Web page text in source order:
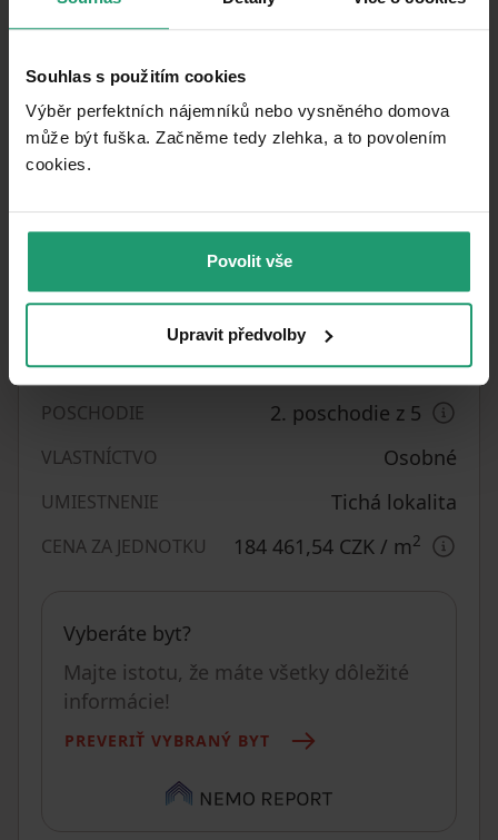
Souhlas s použitím cookies
Výběr perfektních nájemníků nebo vysněného domova
může být fuška. Začněme tedy zlehka, a to povolením
cookies.​
Povolit vše
Upravit předvolby
KONŠTRUKCIA BUDOVY
VYBAVENÉ Nevybavené
PENB B - Veľmi úsporné
DISPOZÍCIA 3+kk
POSCHODIE 2. poschodie z 5
VLASTNÍCTVO Osobné
UMIESTNENIE Tichá lokalita
CENA ZA JEDNOTKU 184 461,54 CZK / m2
Vyberáte byt?
Majte istotu, že máte všetky dôležité
informácie!
PREVERIŤ VYBRANÝ BYT